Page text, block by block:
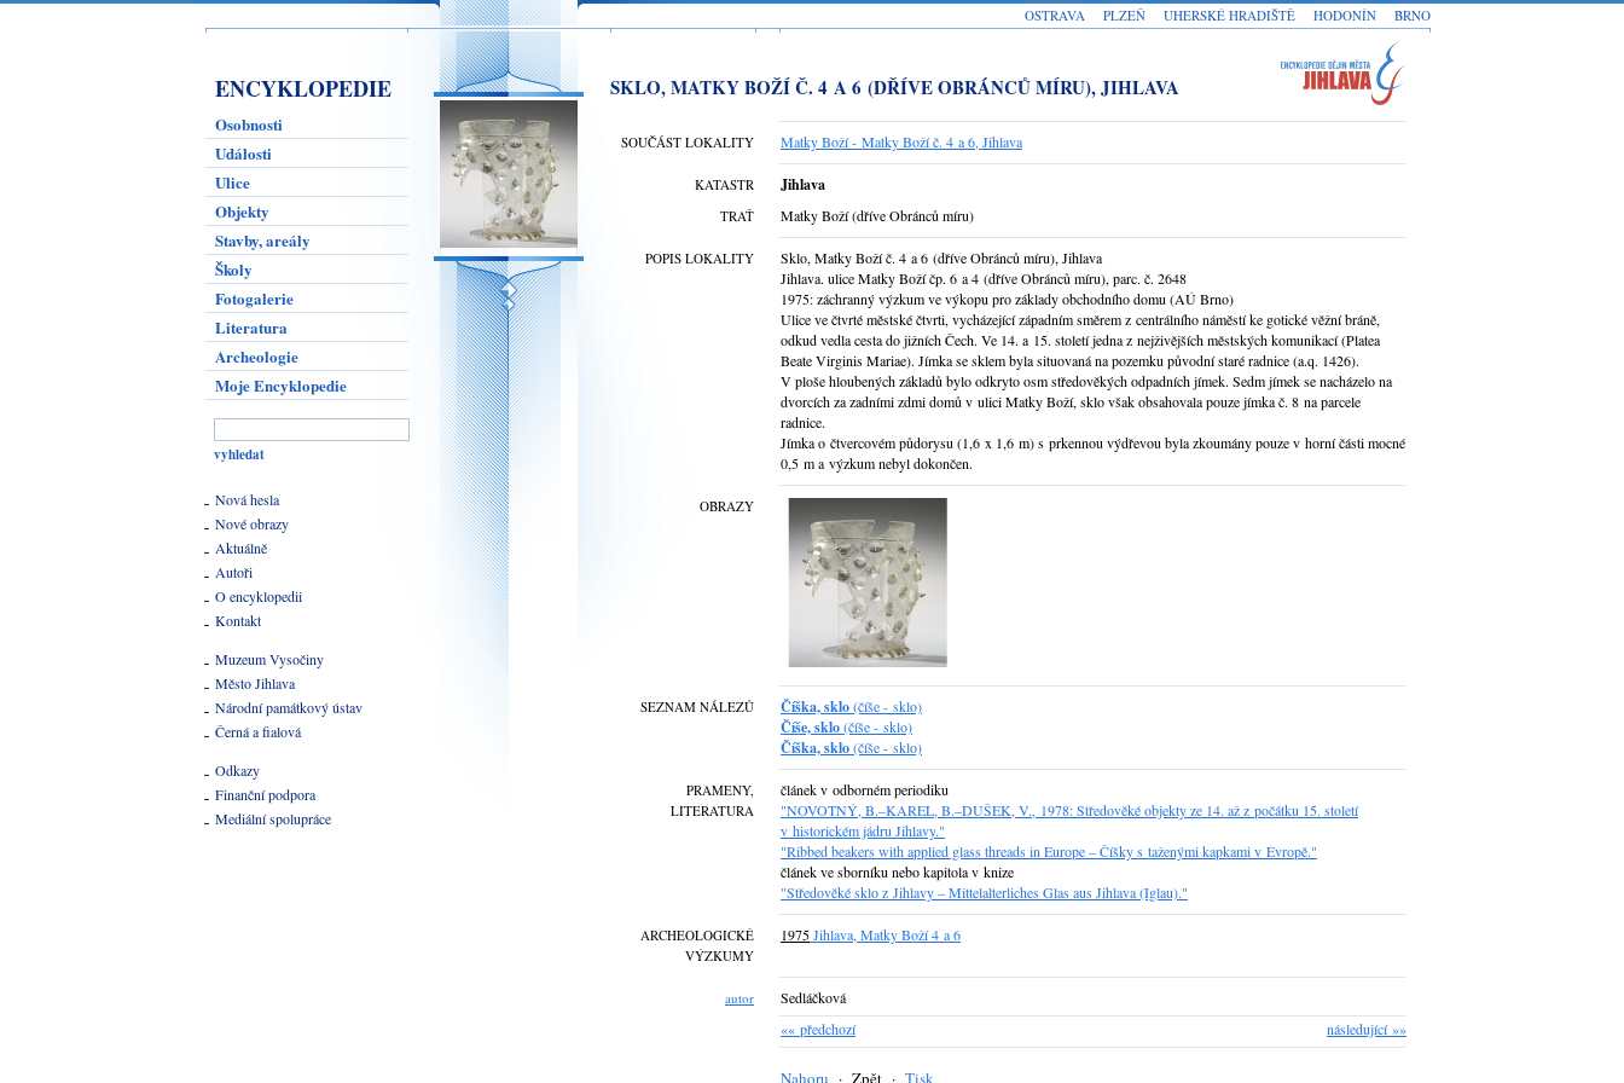
ENCYKLOPEDIE
Osobnosti
Události
Ulice
Objekty
Stavby, areály
Školy
Fotogalerie
Literatura
Archeologie
Moje Encyklopedie
Nová hesla
Nové obrazy
Aktuálně
Autoři
O encyklopedii
Kontakt
Muzeum Vysočiny
Město Jihlava
Národní památkový ústav
Černá a fialová
Odkazy
Finanční podpora
Mediální spolupráce
SKLO, MATKY BOŽÍ Č. 4 A 6 (DŘÍVE OBRÁNCŮ MÍRU), JIHLAVA
SOUČÁST LOKALITY Matky Boží - Matky Boží č. 4 a 6, Jihlava
KATASTR Jihlava
TRAŤ Matky Boží (dříve Obránců míru)
POPIS LOKALITY
Sklo, Matky Boží č. 4 a 6 (dříve Obránců míru), Jihlava
Jihlava. ulice Matky Boží čp. 6 a 4 (dříve Obránců míru), parc. č. 2648
1975: záchranný výzkum ve výkopu pro základy obchodního domu (AÚ Brno)
Ulice ve čtvrté městské čtvrti, vycházející západním směrem z centrálního náměstí ke gotické věžní bráně,
odkud vedla cesta do jižních Čech. Ve 14. a 15. století jedna z nejživějších městských komunikací (Platea
Beate Virginis Mariae). Jímka se sklem byla situovaná na pozemku původní staré radnice (a.q. 1426).
V ploše hloubených základů bylo odkryto osm středověkých odpadních jímek. Sedm jímek se nacházelo na
dvorcích za zadními zdmi domů v ulici Matky Boží, sklo však obsahovala pouze jímka č. 8 na parcele
radnice.
Jímka o čtvercovém půdorysu (1,6 x 1,6 m) s prkennou výdřevou byla zkoumány pouze v horní části mocné
0,5 m a výzkum nebyl dokončen.
OBRAZY
SEZNAM NÁLEZŮ Číška, sklo(číše - sklo)
Číše, sklo(číše - sklo)
Číška, sklo(číše - sklo)
PRAMENY,
LITERATURA
článek v odborném periodiku
"NOVOTNÝ, B.–KAREL, B.–DUŠEK, V., 1978: Středověké objekty ze 14. až z počátku 15. století
v historickém jádru Jihlavy."
"Ribbed beakers with applied glass threads in Europe – Číšky s taženými kapkami v Evropě."
článek ve sborníku nebo kapitola v knize
"Středověké sklo z Jihlavy – Mittelalterliches Glas aus Jihlava (Iglau)."
ARCHEOLOGICKÉ
VÝZKUMY
1975Jihlava, Matky Boží 4 a 6
autor
Sedláčková
následující »»
«« předchozí
Nahoru · Zpět · Tisk
BRNO
HODONÍN
UHERSKÉ HRADIŠTĚ
PLZEŇ
OSTRAVA